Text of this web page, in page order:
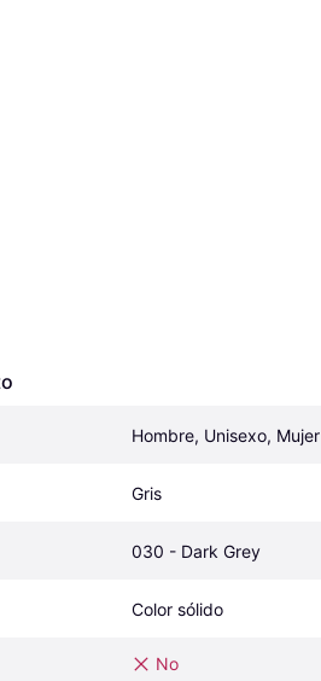
Hombre, Unisexo, Mujer
Gris
030 - Dark Grey
Color sólido
No